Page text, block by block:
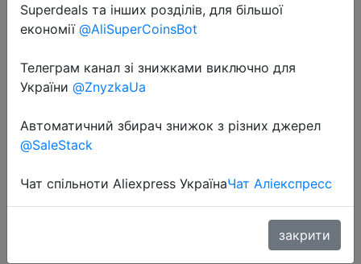
2022-09-25
JASTER Rotatable USB Flash Drives
64GB Mini Metal Memory Stick
32GB Red Creative Gift Pen Drive
Superdeals та інших розділів, для більшої
економії @AliSuperCoinsBot
Телеграм канал зі знижками виключно для
України @ZnyzkaUa
Автоматичний збирач знижок з різних джерел
@SaleStack
Чат спільноти Aliexpress УкраїнаЧат Аліекспресс
закрити